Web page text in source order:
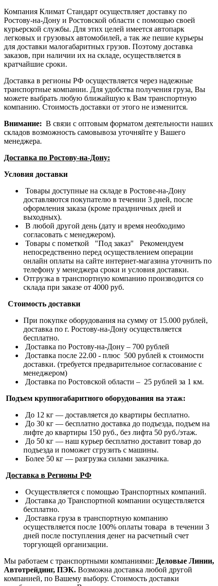
Компания Климат Стандарт осуществляет доставку по
Ростову-на-Дону и Ростовской области с помощью своей
курьерской службы. Для этих целей имеется автопарк
легковых и грузовых автомобилей, а так же пешие курьеры
для доставки малогабаритных грузов. Поэтому доставка
заказов, при наличии их на складе, осуществляется в
кратчайшие сроки.
Доставка в регионы РФ осуществляется через надежные
транспортные компании. Для удобства получения груза, Вы
можете выбрать любую ближайшую к Вам транспортную
компанию. Стоимость доставки от этого не изменится.
Внимание: В связи с оптовым форматом деятельности наших
складов возможность самовывоза уточняйте у Вашего
менеджера.
Доставка по Ростову-на-Дону:
Условия доставки
Товары доступные на складе в Ростове-на-Дону
доставляются покупателю в течении 3 дней, после
оформления заказа (кроме праздничных дней и
выходных).
В любой другой день (дату и время необходимо
согласовать с менеджером).
Товары с пометкой "Под заказ" Рекомендуем
непосредственно перед осуществлением операции
онлайн оплаты на сайте интернет-магазина уточнить по
телефону у менеджера сроки и условия доставки.
Отгрузка в транспортную компанию производится со
склада при заказе от 4000 руб.
Стоимость доставки
При покупке оборудования на сумму от 15.000 рублей,
доставка по г. Ростову-на-Дону осуществляется
бесплатно.
Доставка по Ростову-на-Дону – 700 рублей
Доставка после 22.00 - плюс 500 рублей к стоимости
доставки. (требуется предварительное согласование с
менеджером)
Доставка по Ростовской области – 25 рублей за 1 км.
Подъем крупногабаритного оборудования на этаж:
До 12 кг — доставляется до квартиры бесплатно.
До 30 кг — бесплатно доставка до подъезда, подъем на
лифте до квартиры 150 руб., без лифта 50 руб./этаж.
До 50 кг — наш курьер бесплатно доставит товар до
подъезда и поможет сгрузить с машины.
Более 50 кг — разгрузка силами заказчика.
Доставка в Регионы РФ
Осуществляется с помощью Транспортных компаний.
Доставка до Транспортной компании осуществляется
бесплатно.
Доставка груза в транспортную компанию
осуществляется после 100% оплаты товара в течении 3
дней после поступления денег на расчетный счет
торгующей организации.
Мы работаем с транспортными компаниями: Деловые Линии,
Автотрейдинг, ПЭК. Возможна доставка любой другой
компанией, по Вашему выбору. Стоимость доставки